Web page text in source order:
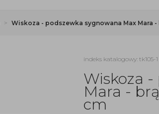
Wiskoza - podszewka sygnowana Max Mara -
indeks katalogowy: tk105-1
Wiskoza
Mara -
cm